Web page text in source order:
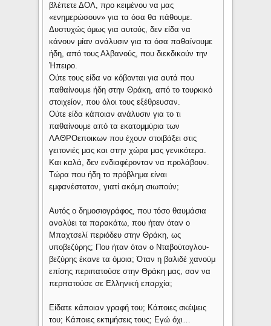
βλέπετε ΔΟΛ, προ κειμένου να μας
«ενημερώσουν» για τα όσα θα πάθουμε.
Δυστυχώς όμως για αυτούς, δεν είδα να
κάνουν μίαν ανάλυσιν για τα όσα παθαίνουμε
ήδη, από τους Αλβανούς, που διεκδικούν την
Ήπειρο.
Ούτε τους είδα να κόβονται για αυτά που
παθαίνουμε ήδη στην Θράκη, από το τουρκικό
στοιχείον, που όλοι τους εξέθρευσαν.
Ούτε είδα κάποιαν ανάλυσιν για το τι
παθαίνουμε από τα εκατομμύρια των
ΛΑΘΡΟεποικων που έχουν στοιβάξει στις
γειτονιές μας και στην χώρα μας γενικότερα.
Και καλά, δεν ενδιαφέρονταν να προλάβουν.
Τώρα που ήδη το πρόβλημα είναι
εμφανέστατον, γιατί ακόμη σιωπούν;
Αυτός ο δημοσιογράφος, που τόσο θαυμάσια
αναλύει τα παρακάτω, που ήταν όταν ο
Μπαχτσελί περιόδευ στην Θράκη, ως
υποβεζύρης; Που ήταν όταν ο Νταβούτογλου-
βεζύρης έκανε τα όμοια; Όταν η βαλιδέ χανούμ
επίσης περιπατούσε στην Θράκη μας, σαν να
περπατούσε σε Ελληνική επαρχία;
Είδατε κάποιαν γραφή του; Κάποιες σκέψεις
του; Κάποιες εκτιμήσεις τους; Εγώ όχι…